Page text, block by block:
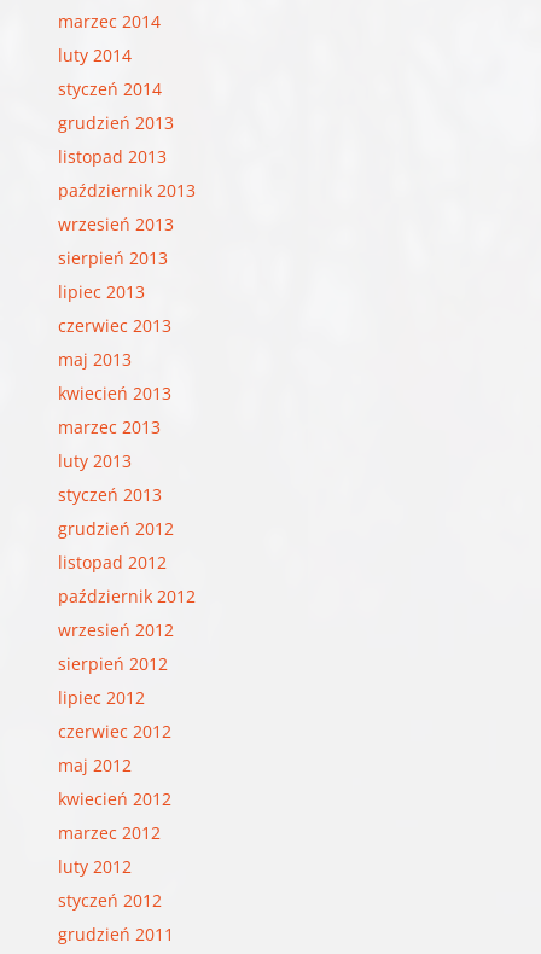
marzec 2014
luty 2014
styczeń 2014
grudzień 2013
listopad 2013
październik 2013
wrzesień 2013
sierpień 2013
lipiec 2013
czerwiec 2013
maj 2013
kwiecień 2013
marzec 2013
luty 2013
styczeń 2013
grudzień 2012
listopad 2012
październik 2012
wrzesień 2012
sierpień 2012
lipiec 2012
czerwiec 2012
maj 2012
kwiecień 2012
marzec 2012
luty 2012
styczeń 2012
grudzień 2011